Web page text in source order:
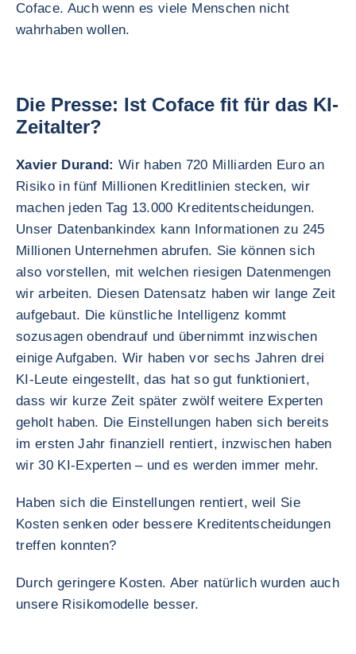
Coface. Auch wenn es viele Menschen nicht
wahrhaben wollen.
Die Presse: Ist Coface fit für das KI-
Zeitalter?
Xavier Durand:Wir haben 720 Milliarden Euro an
Risiko in fünf Millionen Kreditlinien stecken, wir
machen jeden Tag 13.000 Kreditentscheidungen.
Unser Datenbankindex kann Informationen zu 245
Millionen Unternehmen abrufen. Sie können sich
also vorstellen, mit welchen riesigen Datenmengen
wir arbeiten. Diesen Datensatz haben wir lange Zeit
aufgebaut. Die künstliche Intelligenz kommt
sozusagen obendrauf und übernimmt inzwischen
einige Aufgaben. Wir haben vor sechs Jahren drei
KI-Leute eingestellt, das hat so gut funktioniert,
dass wir kurze Zeit später zwölf weitere Experten
geholt haben. Die Einstellungen haben sich bereits
im ersten Jahr finanziell rentiert, inzwischen haben
wir 30 KI-Experten – und es werden immer mehr.
Haben sich die Einstellungen rentiert, weil Sie
Kosten senken oder bessere Kreditentscheidungen
treffen konnten?
Durch geringere Kosten. Aber natürlich wurden auch
unsere Risikomodelle besser.